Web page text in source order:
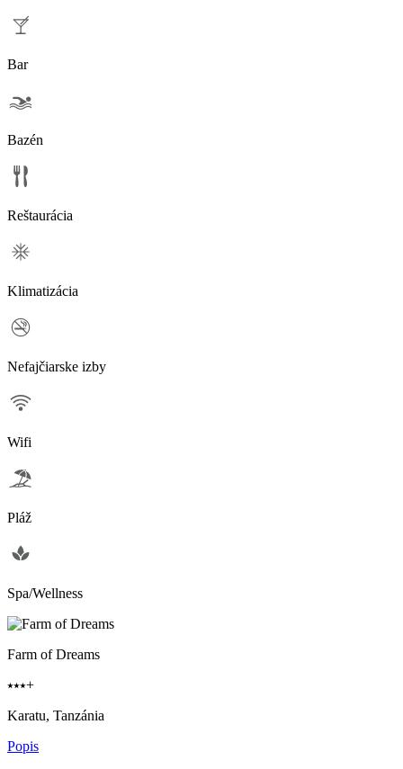
Bar
Bazén
Reštaurácia
Klimatizácia
Nefajčiarske izby
Wifi
Pláž
Spa/Wellness
Farm of Dreams
⭑⭑⭑+
Karatu, Tanzánia
Popis